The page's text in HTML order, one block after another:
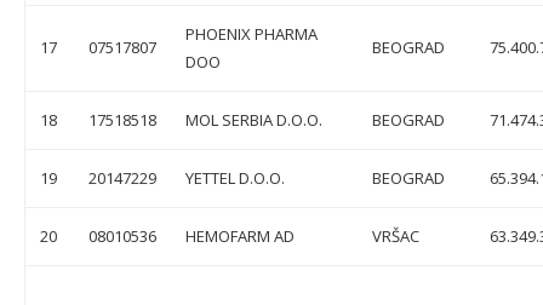
17 07517807
PHOENIX PHARMA
DOO
BEOGRAD
18 17518518 MOL SERBIA D.O.O. BEOGRAD
19 20147229 YETTEL D.O.O. BEOGRAD
20 08010536 HEMOFARM AD VRŠAC